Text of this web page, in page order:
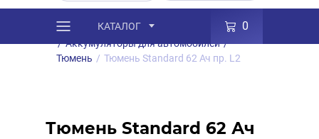
КАТАЛОГ 0
Каталог / Товары
Аккумуляторы
/ Аккумуляторы для автомобилей /
Тюмень / Тюмень Standard 62 Ач пр. L2
Тюмень Standard 62 Ач